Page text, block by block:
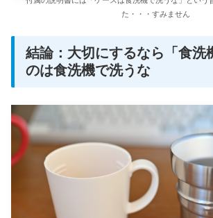
た・・・すみません
結論：大切にするなら「食洗
のは食洗機で洗うな